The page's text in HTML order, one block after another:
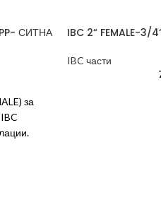
PP- СИТНА
за
IBC 2“ FEMALE-3/
IBC части